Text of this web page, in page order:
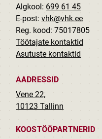
Algkool: 699 61 45
E-post: vhk@vhk.ee
Reg. kood: 75017805
Töötajate kontaktid
Asutuste kontaktid
AADRESSID
Vene 22,
10123 Tallinn
KOOSTÖÖPARTNERID